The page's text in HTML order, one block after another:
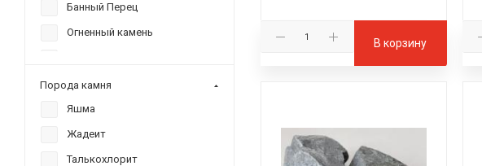
В корзину
Банный Перец
Огненный камень
Гефест
Скорпион
Брат
Космос
Порода камня
Яшма
Жадеит
Талькохлорит